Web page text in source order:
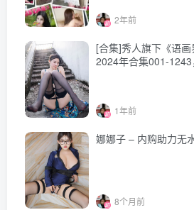
090.[Xiuren秀人网]2023.11.21
682MB]
[12.15]
089.[Xiuren秀人网]2023.11.07
763MB]
[11.30]
088.[Xiuren秀人网]2023.10.23
679MB]
2年前
[合集]秀人旗下《语
2024年合集001-
1年前
娜娜子 – 内购助力无
8个月前